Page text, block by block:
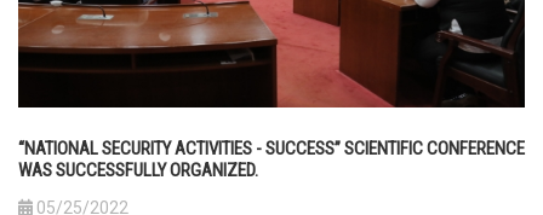
“NATIONAL SECURITY ACTIVITIES - SUCCESS” SCIENTIFIC CONFERENCE
WAS SUCCESSFULLY ORGANIZED.
05/25/2022